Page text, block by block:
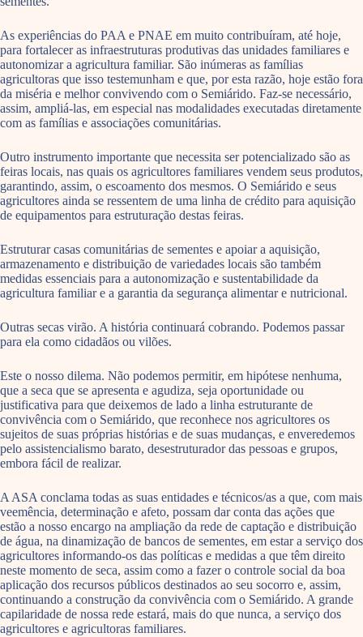
As experiências do PAA e PNAE em muito contribuíram, até hoje,
para fortalecer as infraestruturas produtivas das unidades familiares e
autonomizar a agricultura familiar. São inúmeras as famílias
agricultoras que isso testemunham e que, por esta razão, hoje estão fora
da miséria e melhor convivendo com o Semiárido. Faz-se necessário,
assim, ampliá-las, em especial nas modalidades executadas diretamente
com as famílias e associações comunitárias.
Outro instrumento importante que necessita ser potencializado são as
feiras locais, nas quais os agricultores familiares vendem seus produtos,
garantindo, assim, o escoamento dos mesmos. O Semiárido e seus
agricultores ainda se ressentem de uma linha de crédito para aquisição
de equipamentos para estruturação destas feiras.
Estruturar casas comunitárias de sementes e apoiar a aquisição,
armazenamento e distribuição de variedades locais são também
medidas essenciais para a autonomização e sustentabilidade da
agricultura familiar e a garantia da segurança alimentar e nutricional.
Outras secas virão. A história continuará cobrando. Podemos passar
para ela como cidadãos ou vilões.
Este o nosso dilema. Não podemos permitir, em hipótese nenhuma,
que a seca que se apresenta e agudiza, seja oportunidade ou
justificativa para que deixemos de lado a linha estruturante de
convivência com o Semiárido, que reconhece nos agricultores os
sujeitos de suas próprias histórias e de suas mudanças, e enveredemos
pelo assistencialismo barato, desestruturador das pessoas e grupos,
embora fácil de realizar.
A ASA conclama todas as suas entidades e técnicos/as a que, com mais
veemência, determinação e afeto, possam dar conta das ações que
estão a nosso encargo na ampliação da rede de captação e distribuição
de água, na dinamização de bancos de sementes, em estar a serviço dos
agricultores informando-os das políticas e medidas a que têm direito
neste momento de seca, assim como a fazer o controle social da boa
aplicação dos recursos públicos destinados ao seu socorro e, assim,
continuando a construção da convivência com o Semiárido. A grande
capilaridade de nossa rede estará, mais do que nunca, a serviço dos
agricultores e agricultoras familiares.